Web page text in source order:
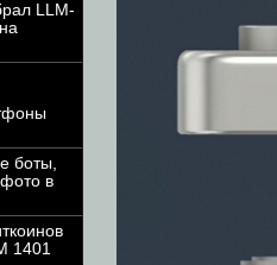
LLM-
боты,
в
1401